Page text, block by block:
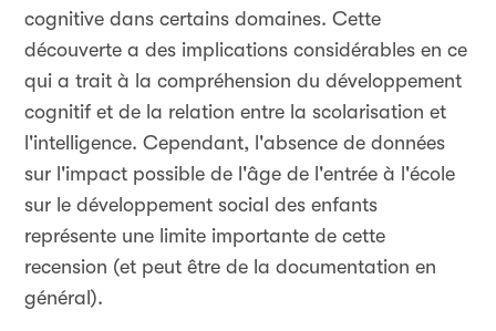
cognitive dans certains domaines. Cette
découverte a des implications considérables en ce
qui a trait à la compréhension du développement
cognitif et de la relation entre la scolarisation et
l'intelligence. Cependant, l'absence de données
sur l'impact possible de l'âge de l'entrée à l'école
sur le développement social des enfants
représente une limite importante de cette
recension (et peut être de la documentation en
général).